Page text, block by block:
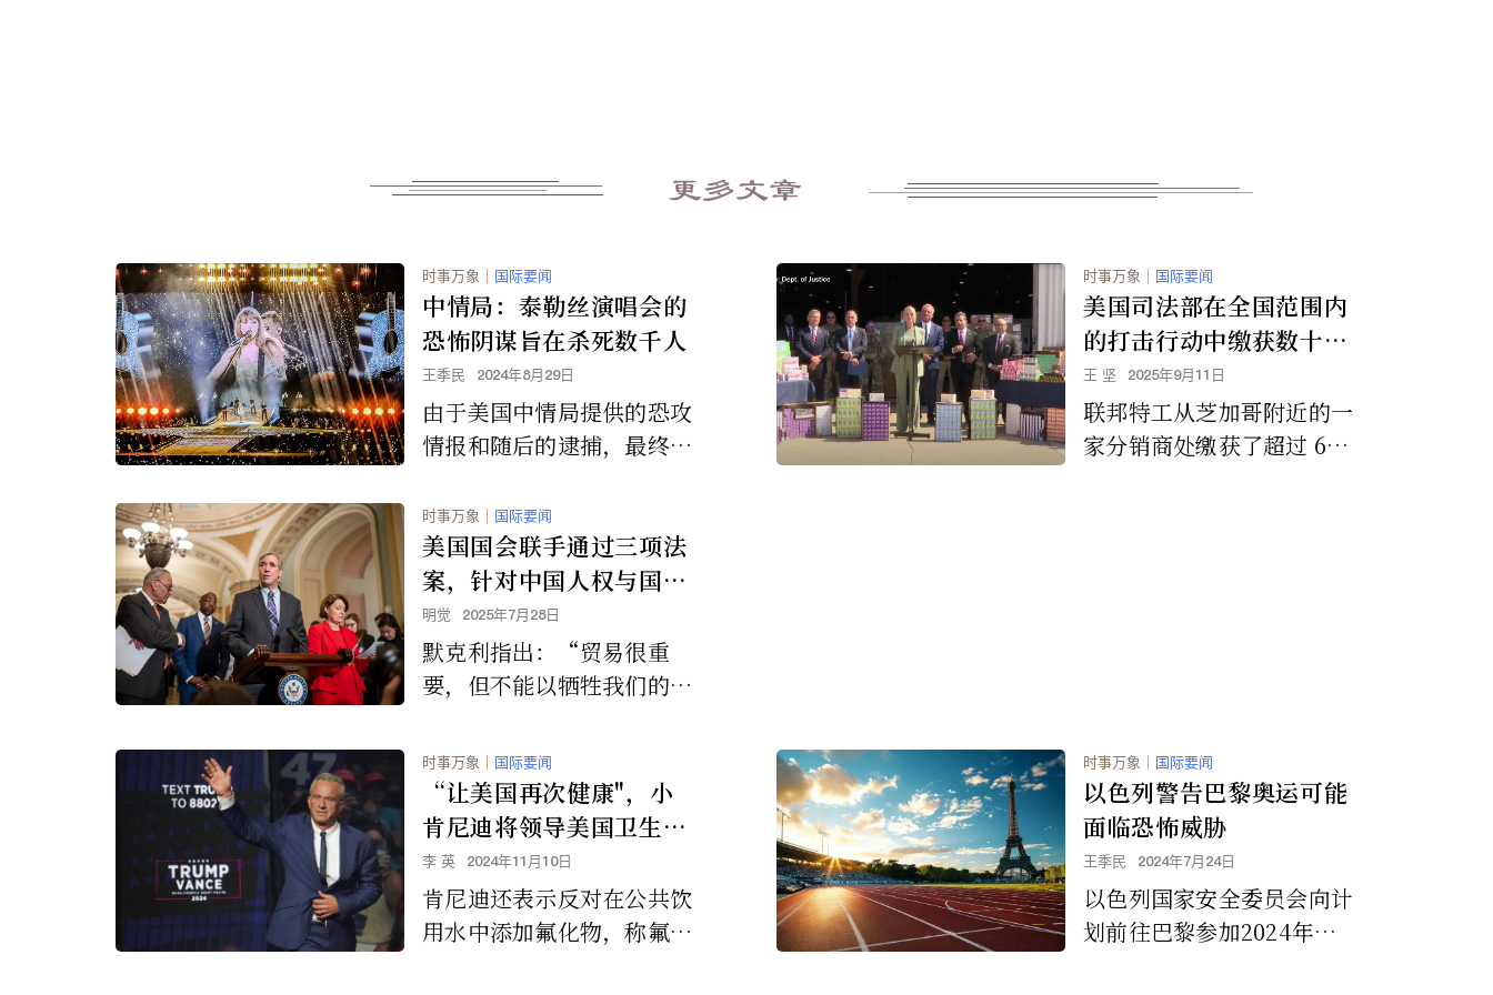
更多文章
时事万象 ｜ 国际要闻
中情局：泰勒丝演唱会的
恐怖阴谋旨在杀死数千人
王季民 2024年8月29日
由于美国中情局提供的恐攻
情报和随后的逮捕，最终导
泰勒丝巡回演唱会被取消，
这对那些从全球各地远赴来
观看演唱会的歌迷来说是毁
灭性的打击。
时事万象 ｜ 国际要闻
美国司法部在全国范围内
的打击行动中缴获数十万
支从中国走私的非法电子
烟
王 坚 2025年9月11日
联邦特工从芝加哥附近的一
家分销商处缴获了超过 60
时事万象 ｜ 国际要闻
美国国会联手通过三项法
案，针对中国人权与国家
安全，与川普的对华贸易
政策背道而驰
明觉 2025年7月28日
默克利指出：“贸易很重
要，但不能以牺牲我们的价
价。”
时事万象 ｜ 国际要闻
“让美国再次健康"，小
肯尼迪将领导美国卫生与
公众服务部
李 英 2024年11月10日
肯尼迪还表示反对在公共饮
用水中添加氟化物，称氟化
时事万象 ｜ 国际要闻
以色列警告巴黎奥运可能
面临恐怖威胁
王季民 2024年7月24日
以色列国家安全委员会向计
划前往巴黎参加2024年奥